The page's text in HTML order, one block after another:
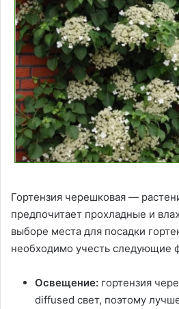
Гортензия черешковая —
предпочитает прохладные и
выборе места для посадки
необходимо учесть следующие
Освещение: гортензия
diffused свет, поэтому